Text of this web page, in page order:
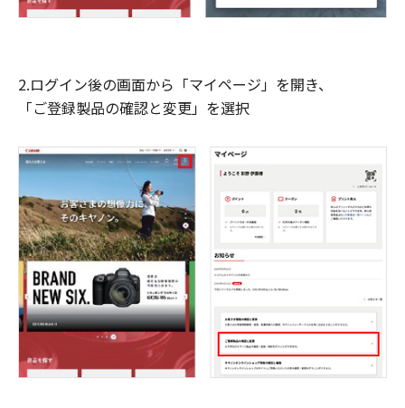
2.ログイン後の画面から「マイページ」を開き、
「ご登録製品の確認と変更」を選択